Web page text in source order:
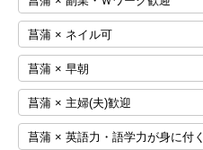
菖蒲 × ネイル可
菖蒲 × 早朝
菖蒲 × 主婦(夫)歓迎
菖蒲 × 英語力・語学力が身に付く